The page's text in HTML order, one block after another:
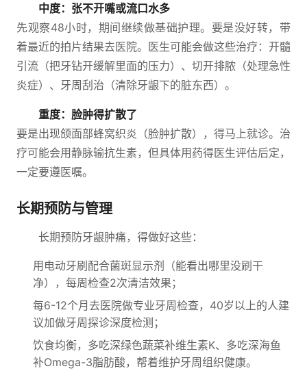
中度：张不开嘴或流口水多
先观察48小时，期间继续做基础护理。要是没好转，带
着最近的拍片结果去医院。医生可能会做这些治疗：开髓
引流（把牙钻开缓解里面的压力）、切开排脓（处理急性
炎症）、牙周刮治（清除牙龈下的脏东西）。
重度：脸肿得扩散了
要是出现颌面部蜂窝织炎（脸肿扩散），得马上就诊。治
疗可能会用静脉输抗生素，但具体用药得医生评估后定，
一定要遵医嘱。
长期预防与管理
长期预防牙龈肿痛，得做好这些：
用电动牙刷配合菌斑显示剂（能看出哪里没刷干
净），每周检查2次清洁效果；
每6-12个月去医院做专业牙周检查，40岁以上的人建
议加做牙周探诊深度检测；
饮食均衡，多吃深绿色蔬菜补维生素K、多吃深海鱼
补Omega-3脂肪酸，帮着维护牙周组织健康。